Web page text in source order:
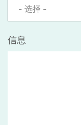
- 选择 -
信息